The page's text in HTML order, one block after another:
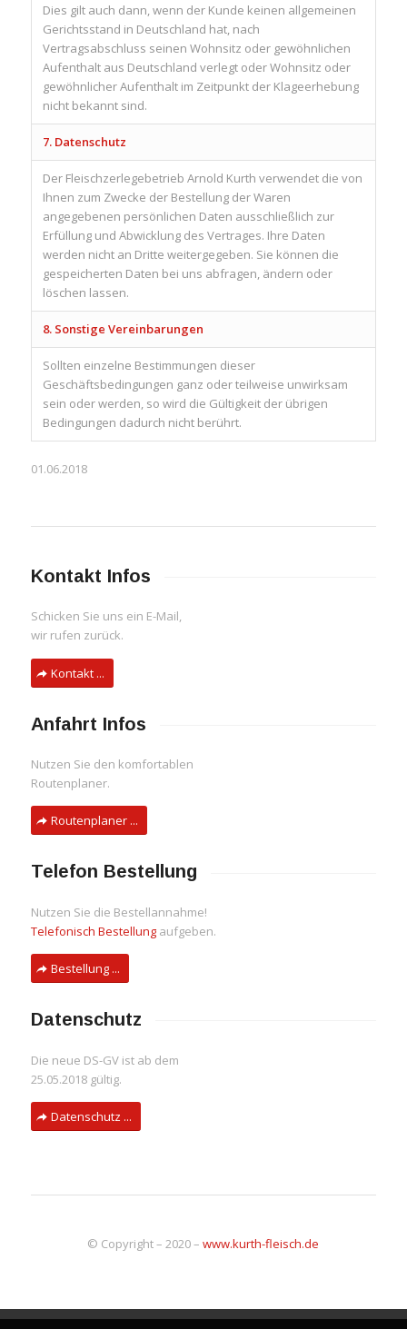
Dies gilt auch dann, wenn der Kunde keinen allgemeinen
Gerichtsstand in Deutschland hat, nach
Vertragsabschluss seinen Wohnsitz oder gewöhnlichen
Aufenthalt aus Deutschland verlegt oder Wohnsitz oder
gewöhnlicher Aufenthalt im Zeitpunkt der Klageerhebung
nicht bekannt sind.
7. Datenschutz
Der Fleischzerlegebetrieb Arnold Kurth verwendet die von
Ihnen zum Zwecke der Bestellung der Waren
angegebenen persönlichen Daten ausschließlich zur
Erfüllung und Abwicklung des Vertrages. Ihre Daten
werden nicht an Dritte weitergegeben. Sie können die
gespeicherten Daten bei uns abfragen, ändern oder
löschen lassen.
8. Sonstige Vereinbarungen
Sollten einzelne Bestimmungen dieser
Geschäftsbedingungen ganz oder teilweise unwirksam
sein oder werden, so wird die Gültigkeit der übrigen
Bedingungen dadurch nicht berührt.
01.06.2018
Kontakt Infos
Schicken Sie uns ein E-Mail,
wir rufen zurück.
Kontakt ...
Anfahrt Infos
Nutzen Sie den komfortablen
Routenplaner.
Routenplaner ...
Telefon Bestellung
Nutzen Sie die Bestellannahme!
Telefonisch Bestellungaufgeben.
Bestellung ...
Datenschutz
Die neue DS-GV ist ab dem
25.05.2018 gültig.
Datenschutz ...
© Copyright – 2020 –www.kurth-fleisch.de